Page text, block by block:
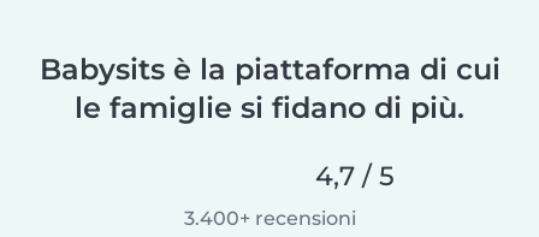
Babysits è la piattaforma di cui
le famiglie si fidano di più.
4,7 / 5
3.400+ recensioni